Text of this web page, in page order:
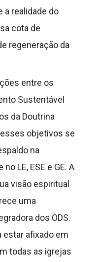
a realidade do
cota de
regeneração da
entre os
Sustentável
da Doutrina
objetivos se
na
LE, ESE e GE. A
visão espiritual
uma
dos ODS.
estar afixado em
todas as igrejas